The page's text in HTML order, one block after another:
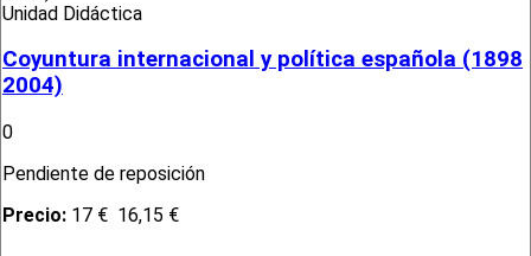
Unidad Didáctica
Coyuntura internacional y política española (1898
2004)
0
Pendiente de reposición
Precio: 17 € 16,15 €